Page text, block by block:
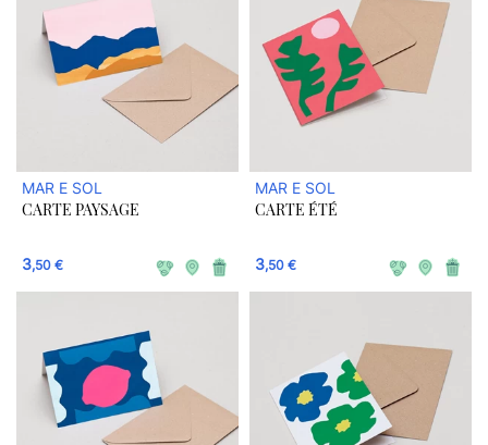
MAR E SOL
CARTE PAYSAGE
3,50 €
MAR E SOL
CARTE ÉTÉ
3,50 €